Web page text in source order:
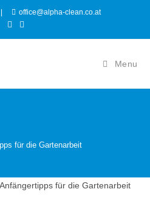
office@alpha-clean.co.at
Menu
für die Gartenarbeit